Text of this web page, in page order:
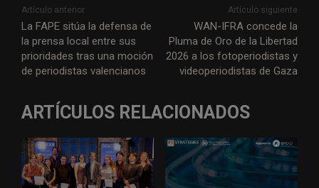
Artículo anterior
La FAPE sitúa la defensa de
la prensa local entre sus
prioridades tras una moción
de periodistas valencianos
Artículo siguiente
WAN-IFRA concede la
Pluma de Oro de la Libertad
2026 a los fotoperiodistas y
videoperiodistas de Gaza
ARTÍCULOS RELACIONADOS